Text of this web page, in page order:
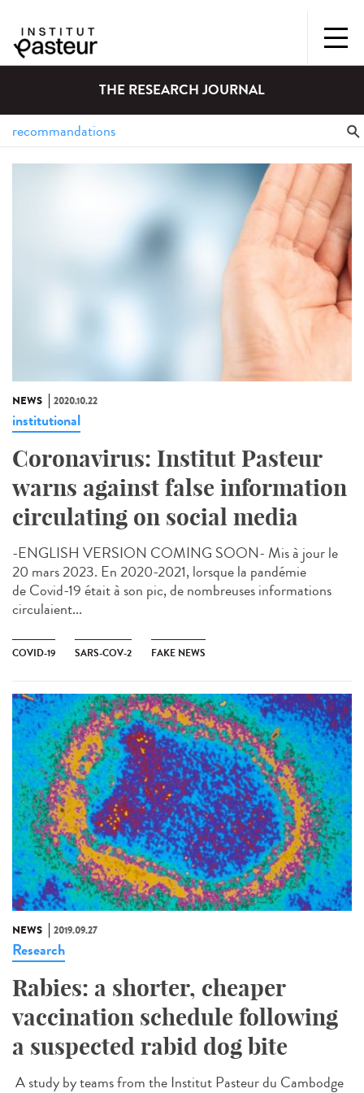
THE RESEARCH JOURNAL
NEWS 2020.10.22
institutional
Coronavirus: Institut Pasteur
warns against false information
circulating on social media
-ENGLISH VERSION COMING SOON- Mis à jour le
20 mars 2023. En 2020-2021, lorsque la pandémie
de Covid-19 était à son pic, de nombreuses informations
circulaient...
COVID-19 SARS-COV-2 FAKE NEWS
NEWS 2019.09.27
Research
Rabies: a shorter, cheaper
vaccination schedule following
a suspected rabid dog bite
A study by teams from the Institut Pasteur du Cambodge